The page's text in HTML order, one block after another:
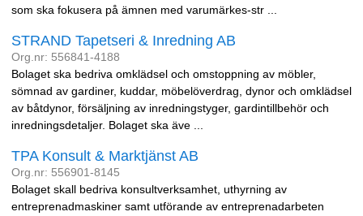
som ska fokusera på ämnen med varumärkes-str ...
STRAND Tapetseri & Inredning AB
Org.nr: 556841-4188
Bolaget ska bedriva omklädsel och omstoppning av möbler,
sömnad av gardiner, kuddar, möbelöverdrag, dynor och omklädsel
av båtdynor, försäljning av inredningstyger, gardintillbehör och
inredningsdetaljer. Bolaget ska äve ...
TPA Konsult & Marktjänst AB
Org.nr: 556901-8145
Bolaget skall bedriva konsultverksamhet, uthyrning av
entreprenadmaskiner samt utförande av entreprenadarbeten